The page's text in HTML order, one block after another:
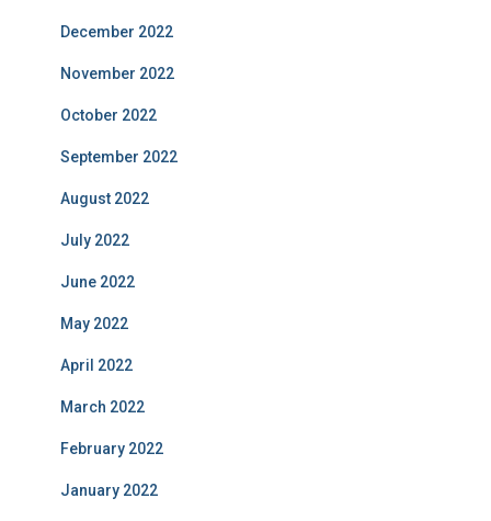
December 2022
November 2022
October 2022
September 2022
August 2022
July 2022
June 2022
May 2022
April 2022
March 2022
February 2022
January 2022